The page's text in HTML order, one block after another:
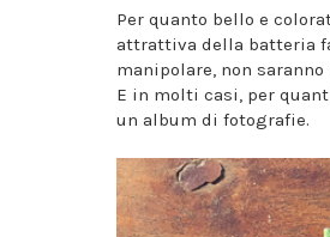
Per quanto bello e
attrattiva della batteria
manipolare, non
E in molti casi, per
un album di fotografie.